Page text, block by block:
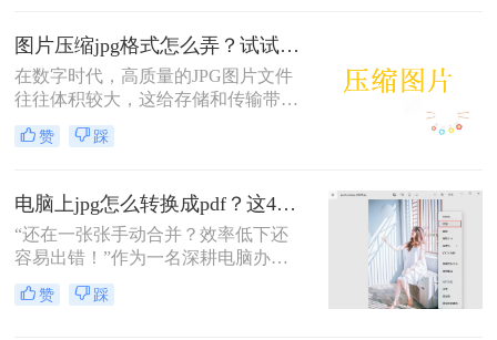
图片压缩jpg格式怎么弄？试试这三个实用方法！
在数字时代，高质量的JPG图片文件
往往体积较大，这给存储和传输带来
了不便。那么图片压缩jpg格式怎么弄
呢？为了应对这一挑战，下面介绍三
在保持图片质量的同时减小文件大
小。
赞 踩
电脑上jpg怎么转换成pdf？这4个亲测有效的方法，让你效率翻倍！
“还在一张张手动合并？效率低下还
容易出错！”作为一名深耕电脑办公
软件测评多年的博主，我每天都会接
触到大量关于格式转换的咨询。其
赞 踩